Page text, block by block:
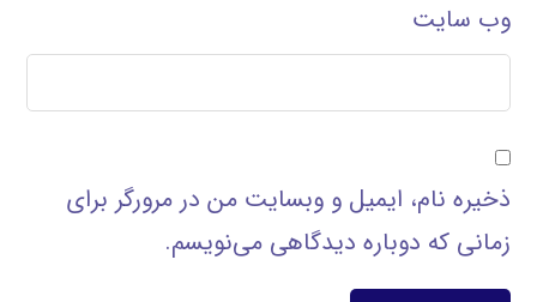
وب‌ سایت
ذخیره نام، ایمیل و وبسایت من در مرورگر برای
زمانی که دوباره دیدگاهی می‌نویسم.